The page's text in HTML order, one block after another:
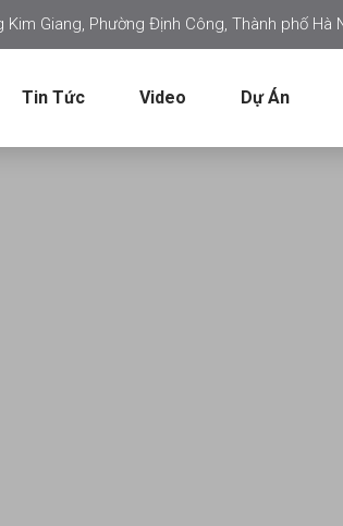
Giang, Phường Định Công, Thành phố Hà
Tin Tức Video Dự Án